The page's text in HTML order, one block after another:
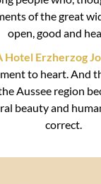
of the great
open, good and
Hotel Erzherzog
to heart. And
Aussee region
beauty and
correct.